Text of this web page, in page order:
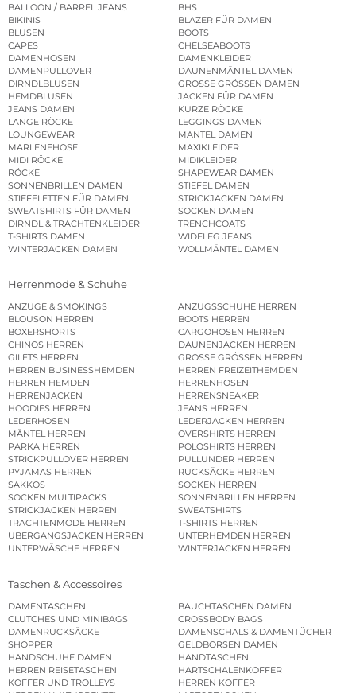
BALLOON / BARREL JEANS
BHS
BIKINIS
BLAZER FÜR DAMEN
BLUSEN
BOOTS
CAPES
CHELSEABOOTS
DAMENHOSEN
DAMENKLEIDER
DAMENPULLOVER
DAUNENMÄNTEL DAMEN
DIRNDLBLUSEN
GROSSE GRÖSSEN DAMEN
HEMDBLUSEN
JACKEN FÜR DAMEN
JEANS DAMEN
KURZE RÖCKE
LANGE RÖCKE
LEGGINGS DAMEN
LOUNGEWEAR
MÄNTEL DAMEN
MARLENEHOSE
MAXIKLEIDER
MIDI RÖCKE
MIDIKLEIDER
RÖCKE
SHAPEWEAR DAMEN
SONNENBRILLEN DAMEN
STIEFEL DAMEN
STIEFELETTEN FÜR DAMEN
STRICKJACKEN DAMEN
SWEATSHIRTS FÜR DAMEN
SOCKEN DAMEN
DIRNDL & TRACHTENKLEIDER
TRENCHCOATS
T-SHIRTS DAMEN
WIDELEG JEANS
WINTERJACKEN DAMEN
WOLLMÄNTEL DAMEN
Herrenmode & Schuhe
ANZÜGE & SMOKINGS
ANZUGSSCHUHE HERREN
BLOUSON HERREN
BOOTS HERREN
BOXERSHORTS
CARGOHOSEN HERREN
CHINOS HERREN
DAUNENJACKEN HERREN
GILETS HERREN
GROSSE GRÖSSEN HERREN
HERREN BUSINESSHEMDEN
HERREN FREIZEITHEMDEN
HERREN HEMDEN
HERRENHOSEN
HERRENJACKEN
HERRENSNEAKER
HOODIES HERREN
JEANS HERREN
LEDERHOSEN
LEDERJACKEN HERREN
MÄNTEL HERREN
OVERSHIRTS HERREN
PARKA HERREN
POLOSHIRTS HERREN
STRICKPULLOVER HERREN
PULLUNDER HERREN
PYJAMAS HERREN
RUCKSÄCKE HERREN
SAKKOS
SOCKEN HERREN
SOCKEN MULTIPACKS
SONNENBRILLEN HERREN
STRICKJACKEN HERREN
SWEATSHIRTS
TRACHTENMODE HERREN
T-SHIRTS HERREN
ÜBERGANGSJACKEN HERREN
UNTERHEMDEN HERREN
UNTERWÄSCHE HERREN
WINTERJACKEN HERREN
Taschen & Accessoires
DAMENTASCHEN
BAUCHTASCHEN DAMEN
CLUTCHES UND MINIBAGS
CROSSBODY BAGS
DAMENRUCKSÄCKE
DAMENSCHALS & DAMENTÜCHER
SHOPPER
GELDBÖRSEN DAMEN
HANDSCHUHE DAMEN
HANDTASCHEN
HERREN REISETASCHEN
HARTSCHALENKOFFER
KOFFER UND TROLLEYS
HERREN KOFFER